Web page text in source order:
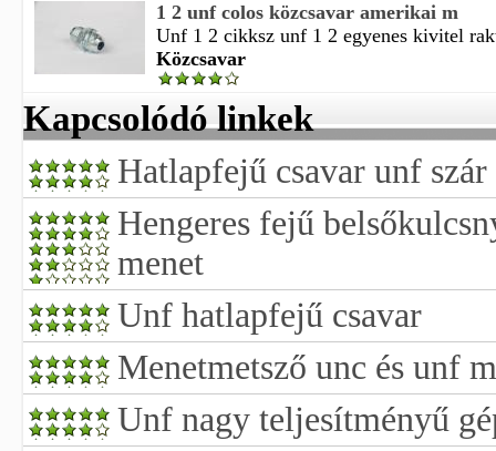
1 2 unf colos közcsavar amerikai m
Unf 1 2 cikksz unf 1 2 egyenes kivitel
Közcsavar
Kapcsolódó linkek
Hatlapfejű csavar unf
Hengeres fejű
menet
Unf hatlapfejű csavar
Menetmetsző unc és unf
Unf nagy teljesítményű